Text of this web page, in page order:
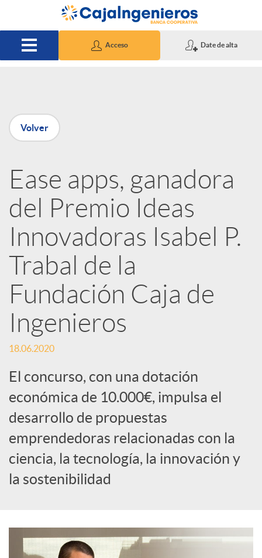
Saltar al contenido principal
Acceso Date de alta
P
u
b
l
i
c
a
d
o
r
d
e
Volver
Ease apps, ganadora
del Premio Ideas
Innovadoras Isabel P.
Trabal de la
Fundación Caja de
Ingenieros
18.06.2020
El concurso, con una dotación
económica de 10.000€, impulsa el
desarrollo de propuestas
emprendedoras relacionadas con la
ciencia, la tecnología, la innovación y
la sostenibilidad